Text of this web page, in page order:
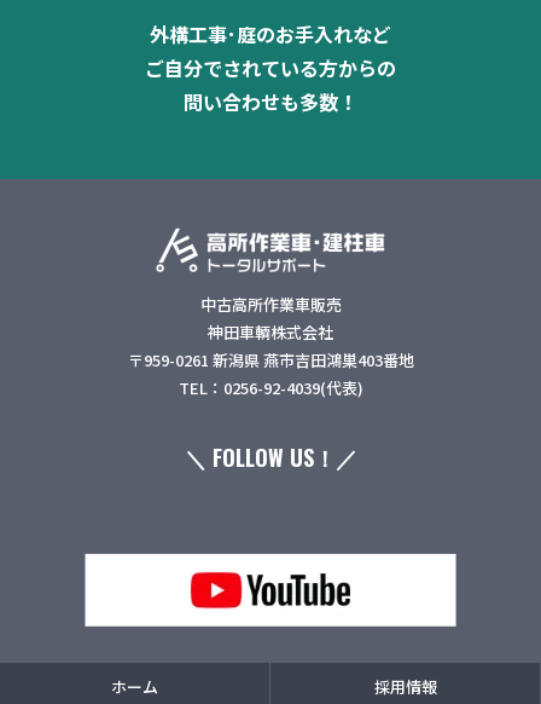
外構工事･庭のお手入れなど
ご自分でされている方からの
問い合わせも多数！
中古高所作業車販売
神田車輌株式会社
〒959-0261 新潟県 燕市吉田鴻巣403番地
TEL：0256-92-4039(代表)
＼ FOLLOW US！／
ホーム 採用情報